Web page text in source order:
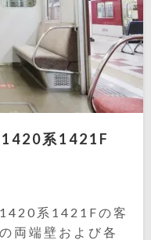
1420系1421F
系1421Fの客
両端壁および各